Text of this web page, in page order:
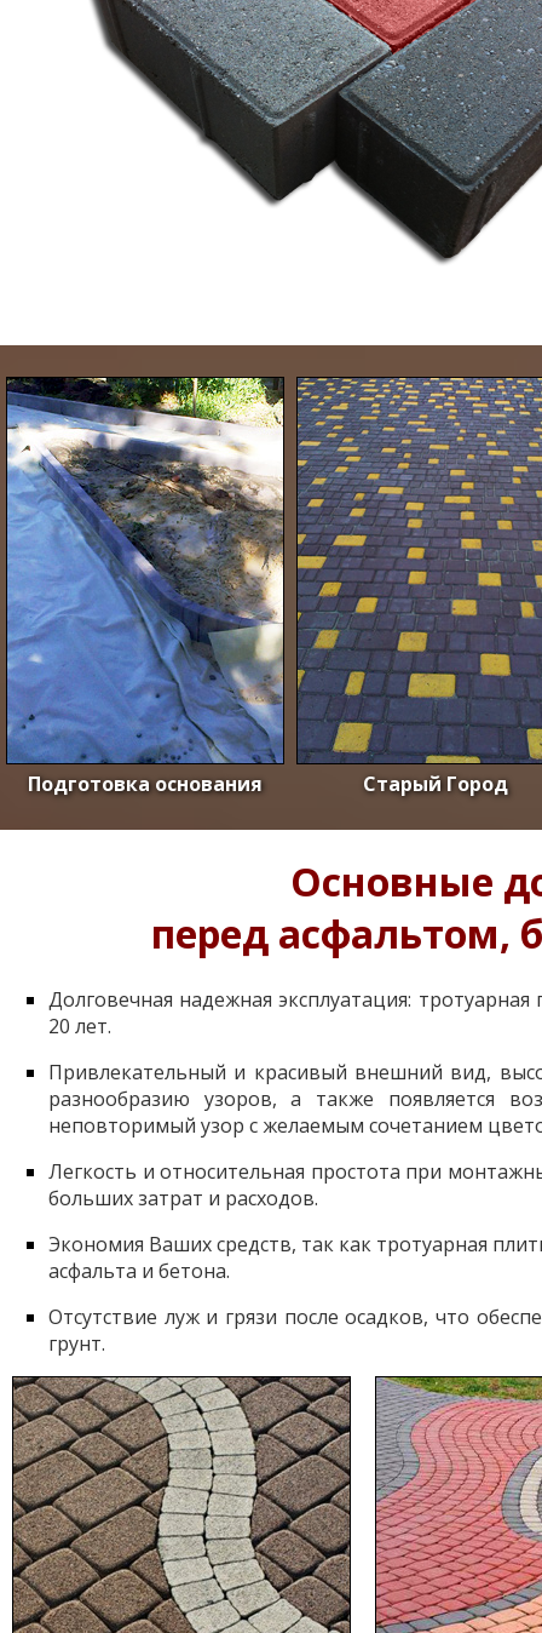
Подготовка основания Старый Город
Основные
перед
Долговечная надежная эксплуатация:
20 лет.
Привлекательный и красивый внешний вид,
разнообразию узоров, а также появляется
неповторимый узор с желаемым сочетанием
Легкость и относительная простота при
больших затрат и расходов.
Экономия Ваших средств, так как тротуарная
асфальта и бетона.
Отсутствие луж и грязи после осадков, что
грунт.